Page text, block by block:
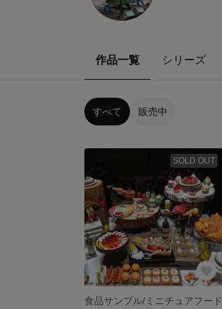
作品一覧 シリーズ
すべて 販売中
SOLD OUT
食品サンプル/ミニチュアフード